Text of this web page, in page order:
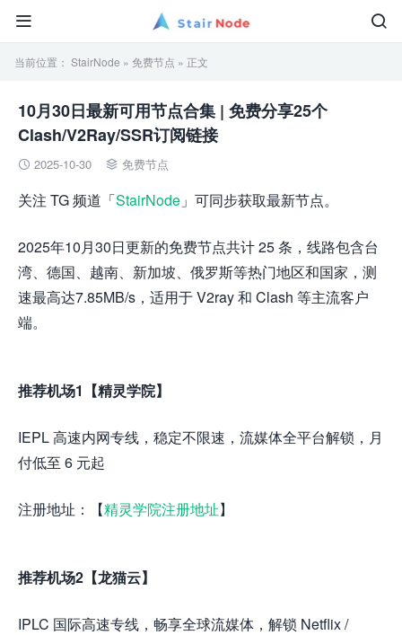


当前位置： StairNode » 免费节点 » 正文
10月30日最新可用节点合集 | 免费分享25个
Clash/V2Ray/SSR订阅链接
 2025-10-30  免费节点
关注 TG 频道「StairNode 」可同步获取最新节点。
2025年10月30日更新的免费节点共计 25 条，线路包含台
湾、德国、越南、新加坡、俄罗斯等热门地区和国家，测
速最高达7.85MB/s，适用于 V2ray 和 Clash 等主流客户
端。
推荐机场1【精灵学院】
IEPL 高速内网专线，稳定不限速，流媒体全平台解锁，月
付低至 6 元起
注册地址：【精灵学院注册地址】
推荐机场2【龙猫云】
IPLC 国际高速专线，畅享全球流媒体，解锁 Netflix /